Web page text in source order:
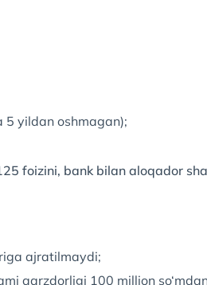
yildan oshmagan);
foizini, bank bilan aloqador
ajratilmaydi;
qarzdorligi 100 million